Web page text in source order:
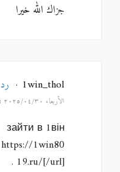
جزاك الله خيرا
1win_thol
· رد
الأربعاء ٢٠٢٥/٠٤/٣٠ في ٩:٤٢ صباحًا
зайти в 1він
1win80
19.ru/[/url] .